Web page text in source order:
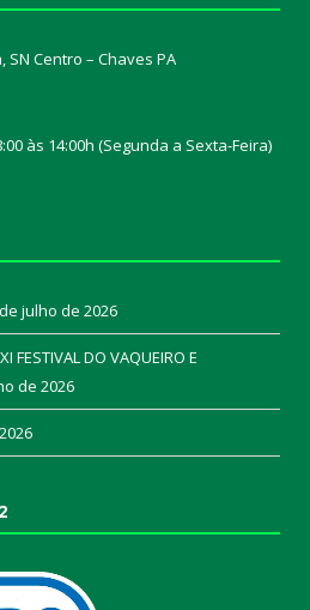
SN Centro – Chaves PA
às 14:00h (Segunda a Sexta-Feira)
julho de 2026
FESTIVAL DO VAQUEIRO E
de 2026